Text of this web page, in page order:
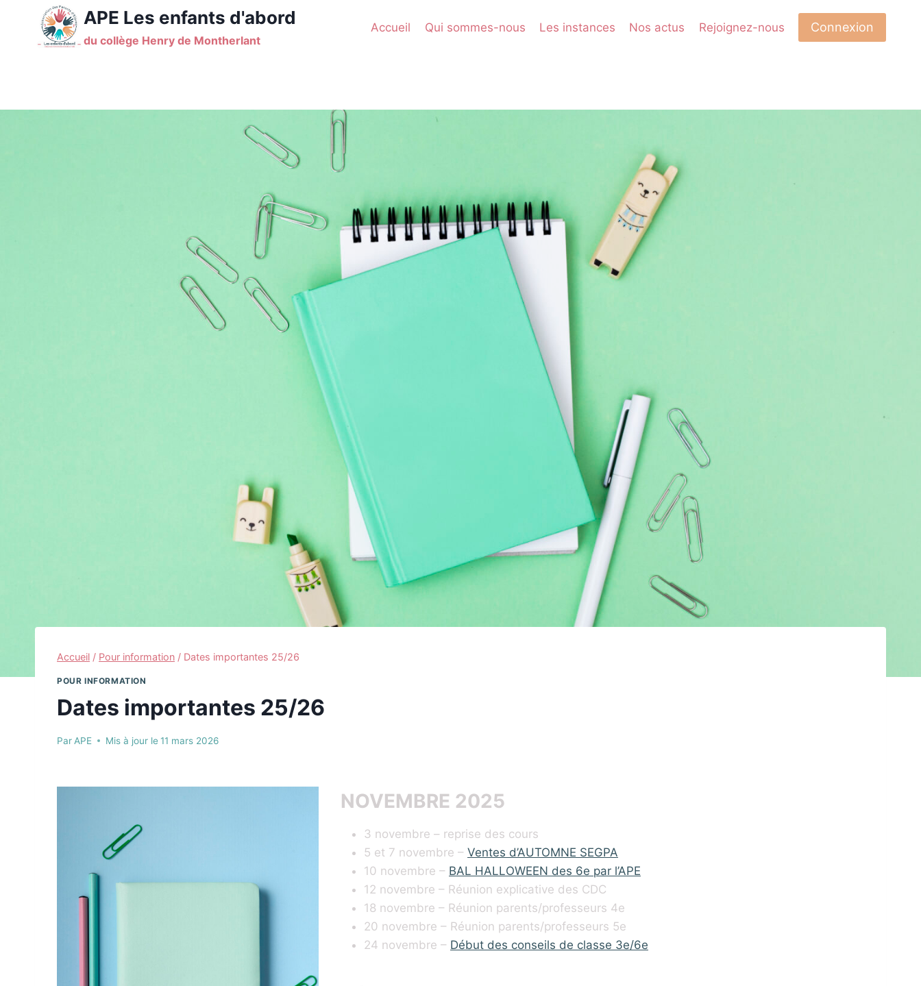
contenu
APE Les enfants d'abord
du collège Henry de Montherlant
Accueil Qui sommes-nous Les instances Nos actus Rejoignez-nous Connexion
Accueil / Pour information / Dates importantes 25/26
POUR INFORMATION
Dates importantes 25/26
Par APE Mis à jour le 11 mars 2026
NOVEMBRE 2025
3 novembre – reprise des cours
5 et 7 novembre – Ventes d’AUTOMNE SEGPA
10 novembre – BAL HALLOWEEN des 6e par l’APE
12 novembre – Réunion explicative des CDC
18 novembre – Réunion parents/professeurs 4e
20 novembre – Réunion parents/professeurs 5e
24 novembre – Début des conseils de classe 3e/6e